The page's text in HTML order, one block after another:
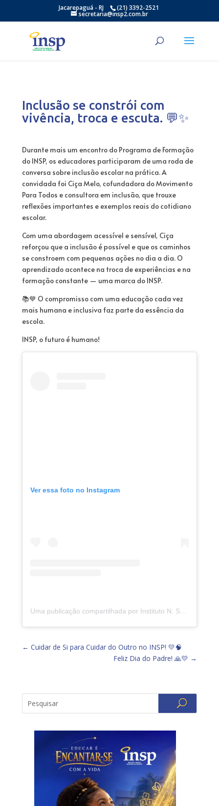
Jacarepaguá - RJ (21) 3392-2521
secretaria@insp2.com.br
Inclusão se constrói com
vivência, troca e escuta. 💬✨
Durante mais um encontro do Programa de Formação
do INSP, os educadores participaram de uma roda de
conversa sobre inclusão escolar na prática. A
convidada foi Ciça Melo, cofundadora do Movimento
Para Todos e consultora em inclusão, que trouxe
reflexões importantes e exemplos reais do cotidiano
escolar.
Com uma abordagem acessível e sensível, Ciça
reforçou que a inclusão é possível e que os caminhos
se constroem com pequenas ações no dia a dia. O
aprendizado acontece na troca de experiências e na
formação constante — uma marca do INSP.
📚💙 O compromisso com uma educação cada vez
mais humana e inclusiva faz parte da essência da
escola.
INSP, o futuro é humano!
Ver essa foto no Instagram
Uma publicação compartilhada por Instituto N. Sra. da Piedade (@insp.jacarepagua)
← Cuidar de Si para Cuidar do Outro no INSP! 💛🧠
Feliz Dia do Padre! 🙏💛 →